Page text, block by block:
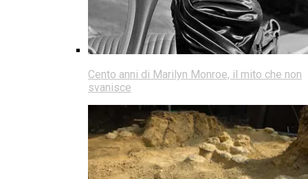
Cento anni di Marilyn Monroe, il mito che non
svanisce